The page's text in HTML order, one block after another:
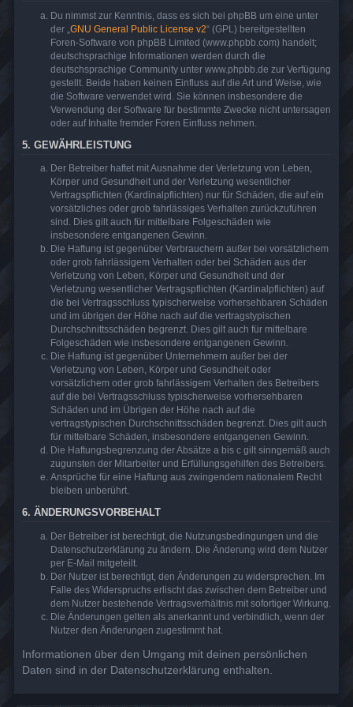
Du nimmst zur Kenntnis, dass es sich bei phpBB um eine unter
der „GNU General Public License v2“ (GPL) bereitgestellten
Foren-Software von phpBB Limited (www.phpbb.com) handelt;
deutschsprachige Informationen werden durch die
deutschsprachige Community unter www.phpbb.de zur Verfügung
gestellt. Beide haben keinen Einfluss auf die Art und Weise, wie
die Software verwendet wird. Sie können insbesondere die
Verwendung der Software für bestimmte Zwecke nicht untersagen
oder auf Inhalte fremder Foren Einfluss nehmen.
5. GEWÄHRLEISTUNG
Der Betreiber haftet mit Ausnahme der Verletzung von Leben,
Körper und Gesundheit und der Verletzung wesentlicher
Vertragspflichten (Kardinalpflichten) nur für Schäden, die auf ein
vorsätzliches oder grob fahrlässiges Verhalten zurückzuführen
sind. Dies gilt auch für mittelbare Folgeschäden wie
insbesondere entgangenen Gewinn.
Die Haftung ist gegenüber Verbrauchern außer bei vorsätzlichem
oder grob fahrlässigem Verhalten oder bei Schäden aus der
Verletzung von Leben, Körper und Gesundheit und der
Verletzung wesentlicher Vertragspflichten (Kardinalpflichten) auf
die bei Vertragsschluss typischerweise vorhersehbaren Schäden
und im übrigen der Höhe nach auf die vertragstypischen
Durchschnittsschäden begrenzt. Dies gilt auch für mittelbare
Folgeschäden wie insbesondere entgangenen Gewinn.
Die Haftung ist gegenüber Unternehmern außer bei der
Verletzung von Leben, Körper und Gesundheit oder
vorsätzlichem oder grob fahrlässigem Verhalten des Betreibers
auf die bei Vertragsschluss typischerweise vorhersehbaren
Schäden und im Übrigen der Höhe nach auf die
vertragstypischen Durchschnittsschäden begrenzt. Dies gilt auch
für mittelbare Schäden, insbesondere entgangenen Gewinn.
Die Haftungsbegrenzung der Absätze a bis c gilt sinngemäß auch
zugunsten der Mitarbeiter und Erfüllungsgehilfen des Betreibers.
Ansprüche für eine Haftung aus zwingendem nationalem Recht
bleiben unberührt.
6. ÄNDERUNGSVORBEHALT
Der Betreiber ist berechtigt, die Nutzungsbedingungen und die
Datenschutzerklärung zu ändern. Die Änderung wird dem Nutzer
per E-Mail mitgeteilt.
Der Nutzer ist berechtigt, den Änderungen zu widersprechen. Im
Falle des Widerspruchs erlischt das zwischen dem Betreiber und
dem Nutzer bestehende Vertragsverhältnis mit sofortiger Wirkung.
Die Änderungen gelten als anerkannt und verbindlich, wenn der
Nutzer den Änderungen zugestimmt hat.
Informationen über den Umgang mit deinen persönlichen
Daten sind in der Datenschutzerklärung enthalten.